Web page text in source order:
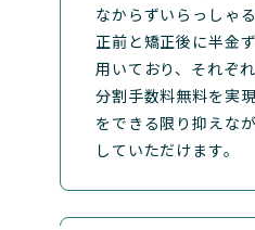
なからずいらっしゃ
正前と矯正後に半金
用いており、それぞ
分割手数料無料を実
をできる限り抑えな
していただけます。